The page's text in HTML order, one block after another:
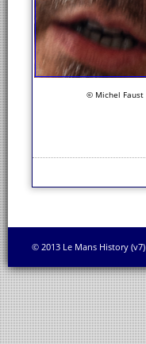
© Michel Faust
© 2013 Le Mans History (v7)